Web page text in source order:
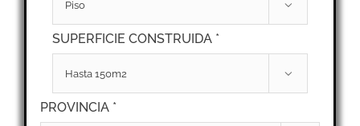

SUPERFICIE CONSTRUIDA *

PROVINCIA *